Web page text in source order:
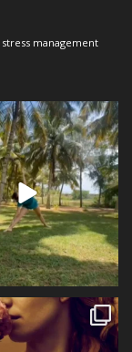
management
da samo radim 😅
dokopam...
29 2
i četvrtak 25.6
store